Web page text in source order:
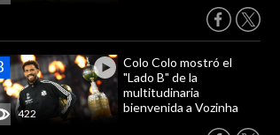
422
Colo Colo mostró el
"Lado B" de la
multitudinaria
bienvenida a Vozinha